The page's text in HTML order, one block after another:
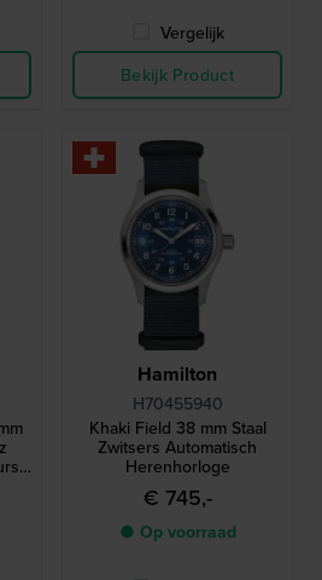
Vergelijk
Bekijk Product
Hamilton
H70455940
Khaki Field 38 mm Staal
Zwitsers Automatisch
Herenhorloge
€ 745,-
● Op voorraad